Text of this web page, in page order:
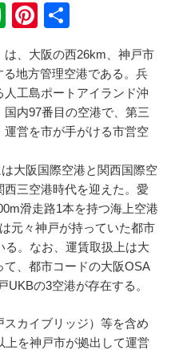
E
er
n
ot
e
Pi
nt
er
e
st
有
、大阪の西26km、神戸市
地方管理空港である。兵
工島ポートアイランド沖
内97番目の空港で、第三
営を市が手がける市営空
大阪国際空港と関西国際空
三空港時代を迎えた。愛
滑走路1本を持つ海上空港
元々神戸が持っていた都市
る。なお、運賃取扱上は大
、都市コードの大阪OSA
UKBの3空港が存在する。
カイブリッジ）等を含め
上を神戸市が拠出して運営